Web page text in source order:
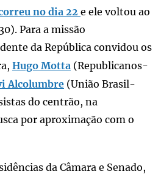
no dia 22e ele voltou ao
Para a missão
da República convidou os
Hugo Motta (Republicanos-
Alcolumbre (União Brasil-
do centrão, na
por aproximação com o
da Câmara e Senado,